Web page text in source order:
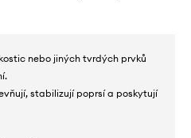
nebo jiných tvrdých prvků
stabilizují poprsí a poskytují